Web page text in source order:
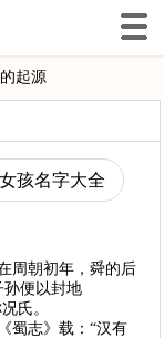
起源
孩名字大全
周朝初年，舜的后
孙便以封地
氏。
蜀志》载：“汉有